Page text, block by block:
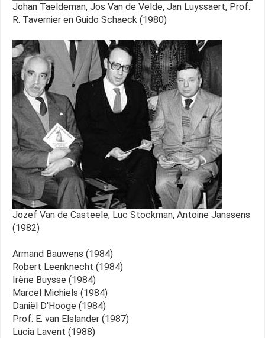
Johan Taeldeman, Jos Van de Velde, Jan Luyssaert, Prof.
R. Tavernier en Guido Schaeck (1980)
Jozef Van de Casteele, Luc Stockman, Antoine Janssens
(1982)
Armand Bauwens (1984)
Robert Leenknecht (1984)
Irène Buysse (1984)
Marcel Michiels (1984)
Daniël D'Hooge (1984)
Prof. E. van Elslander (1987)
Lucia Lavent (1988)